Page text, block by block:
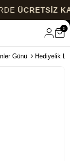
KARGO
0
Günü Hediyelik